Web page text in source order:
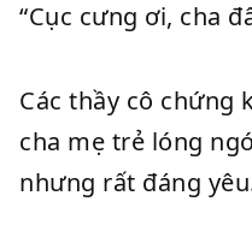
“Cục cưng ơi, cha
Các thầy cô chứng
cha mẹ trẻ lóng
nhưng rất đáng